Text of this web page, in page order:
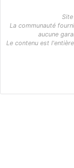
La communauté
aucune
Le contenu est